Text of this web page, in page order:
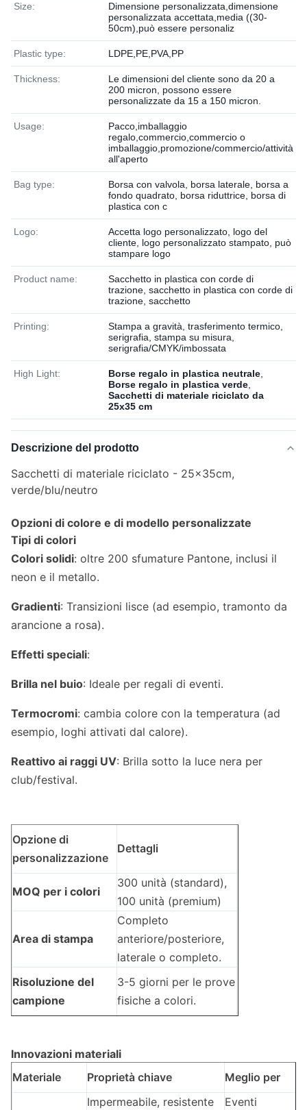
Size:
Dimensione personalizzata,dimensione
personalizzata accettata,media ((30-
50cm),può essere personaliz
Plastic type: LDPE,PE,PVA,PP
Thickness:
Le dimensioni del cliente sono da 20 a
200 micron, possono essere
personalizzate da 15 a 150 micron.
Usage:
Pacco,imballaggio
regalo,commercio,commercio o
imballaggio,promozione/commercio/attività
all'aperto
Bag type:
Borsa con valvola, borsa laterale, borsa a
fondo quadrato, borsa riduttrice, borsa di
plastica con c
Logo:
Accetta logo personalizzato, logo del
cliente, logo personalizzato stampato, può
stampare logo
Product name:
Sacchetto in plastica con corde di
trazione, sacchetto in plastica con corde di
trazione, sacchetto
Printing:
Stampa a gravità, trasferimento termico,
serigrafia, stampa su misura,
serigrafia/CMYK/imbossata
High Light: Borse regalo in plastica neutrale
Borse regalo in plastica verde
Sacchetti di materiale riciclato da
25x35 cm
Descrizione del prodotto
Sacchetti di materiale riciclato - 25x35cm,
verde/blu/neutro
Opzioni di colore e di modello personalizzate
Tipi di colori
Colori solidi: oltre 200 sfumature Pantone, inclusi il
neon e il metallo.
Gradienti: Transizioni lisce (ad esempio, tramonto da
arancione a rosa).
Effetti speciali:
Brilla nel buio: Ideale per regali di eventi.
Termocromi: cambia colore con la temperatura (ad
esempio, loghi attivati dal calore).
Reattivo ai raggi UV: Brilla sotto la luce nera per
club/festival.
Opzione di
personalizzazione
Dettagli
MOQ per i colori
300 unità (standard),
100 unità (premium)
Area di stampa
Completo
anteriore/posteriore,
laterale o completo.
Risoluzione del
campione
3-5 giorni per le prove
fisiche a colori.
Innovazioni materiali
Materiale
Proprietà chiave
Meglio per
Impermeabile, resistente
Eventi